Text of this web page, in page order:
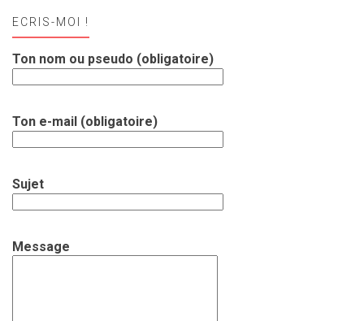
ECRIS-MOI !
Ton nom ou pseudo (obligatoire)
Ton e-mail (obligatoire)
Sujet
Message